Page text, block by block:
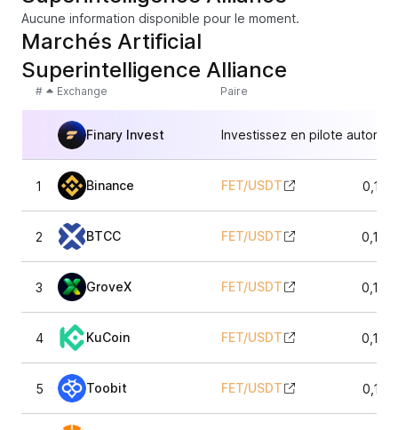
Aucune information disponible pour le moment.
Marchés Artificial
Superintelligence Alliance
# Exchange Paire
Finary Invest Investissez en pilote
1 Binance FET/USDT
2 BTCC FET/USDT
3 GroveX FET/USDT
4 KuCoin FET/USDT
5 Toobit FET/USDT